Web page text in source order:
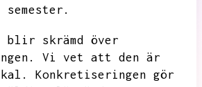
blir skrämd över
Vi vet att den är
Konkretiseringen gör